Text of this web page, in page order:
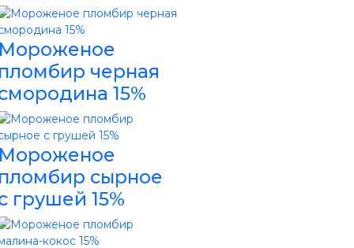
черная
15%
сырное
грушей 15%